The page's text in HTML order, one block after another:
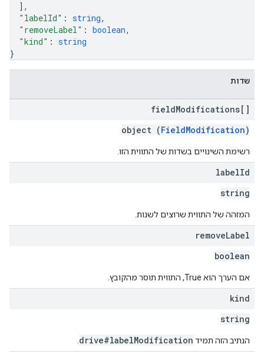
] ,
"labelId" : string,
"removeLabel" : boolean,
"kind" : string
}
שדות
fieldModifications[]
object (FieldModification)
רשימת השינויים בשדות של התווית הזו.
labelId
string
המזהה של התווית שרוצים לשנות.
removeLabel
boolean
אם הערך הוא True, התווית תוסר מהקובץ.
kind
string
הנתיב הזה תמיד drive#labelModification